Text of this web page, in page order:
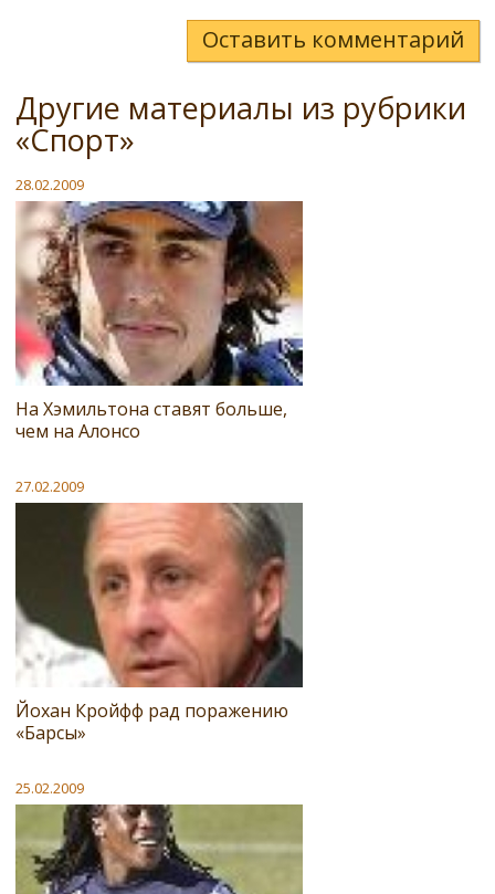
Оставить комментарий
Другие материалы из рубрики
«Спорт»
28.02.2009
На Хэмильтона ставят больше,
чем на Алонсо
27.02.2009
Йохан Кройфф рад поражению
«Барсы»
25.02.2009